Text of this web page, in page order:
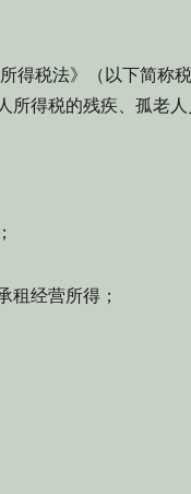
得税法》（以下简称
所得税的残疾、孤老
租经营所得；